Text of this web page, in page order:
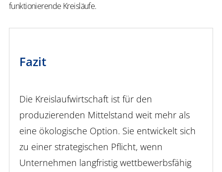
funktionierende Kreisläufe.
Fazit
Die Kreislaufwirtschaft ist für den
produzierenden Mittelstand weit mehr als
eine ökologische Option. Sie entwickelt sich
zu einer strategischen Pflicht, wenn
Unternehmen langfristig wettbewerbsfähig